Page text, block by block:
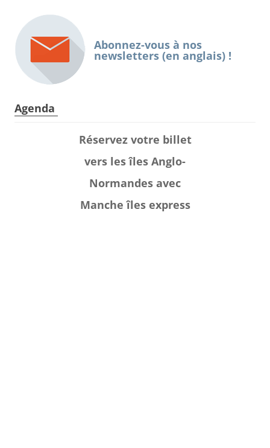
Abonnez-vous à nos
newsletters (en anglais) !
Agenda
Réservez votre billet
vers les îles Anglo-
Normandes avec
Manche îles express